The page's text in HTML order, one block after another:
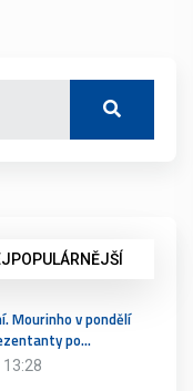
Mourinho v pondělí
po…
13:28